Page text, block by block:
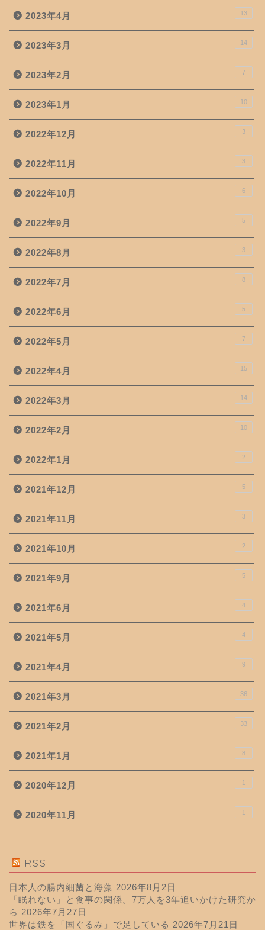
2023年4月 13
2023年3月 14
2023年2月 7
2023年1月 10
2022年12月 3
2022年11月 3
2022年10月 6
2022年9月 5
2022年8月 3
2022年7月 8
2022年6月 5
2022年5月 7
2022年4月 15
2022年3月 14
2022年2月 10
2022年1月 2
2021年12月 5
2021年11月 3
2021年10月 2
2021年9月 5
2021年6月 4
2021年5月 4
2021年4月 9
2021年3月 36
2021年2月 33
2021年1月 8
2020年12月 1
2020年11月 1
RSS
日本人の腸内細菌と海藻 2026年8月2日
「眠れない」と食事の関係。7万人を3年追いかけた研究か
ら 2026年7月27日
世界は鉄を「国ぐるみ」で足している 2026年7月21日